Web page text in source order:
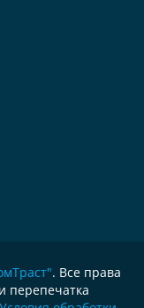
. Все права